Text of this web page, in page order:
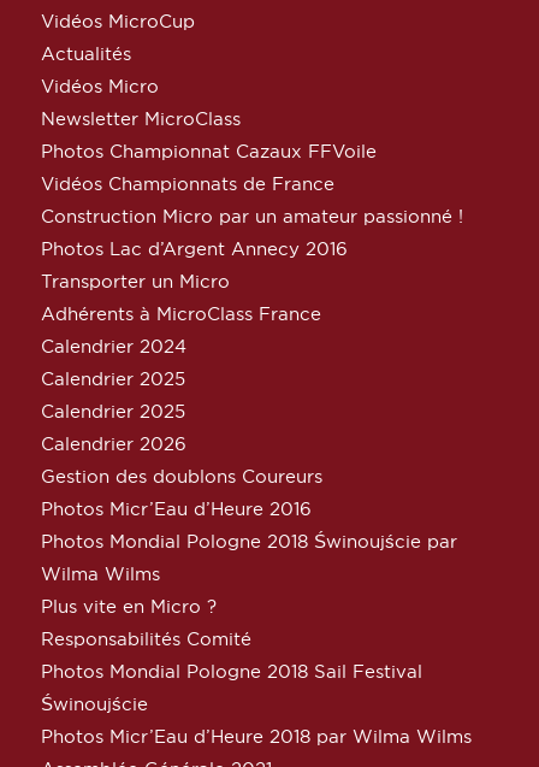
Vidéos MicroCup
Actualités
Vidéos Micro
Newsletter MicroClass
Photos Championnat Cazaux FFVoile
Vidéos Championnats de France
Construction Micro par un amateur passionné !
Photos Lac d’Argent Annecy 2016
Transporter un Micro
Adhérents à MicroClass France
Calendrier 2024
Calendrier 2025
Calendrier 2025
Calendrier 2026
Gestion des doublons Coureurs
Photos Micr’Eau d’Heure 2016
Photos Mondial Pologne 2018 Świnoujście par
Wilma Wilms
Plus vite en Micro ?
Responsabilités Comité
Photos Mondial Pologne 2018 Sail Festival
Świnoujście
Photos Micr’Eau d’Heure 2018 par Wilma Wilms